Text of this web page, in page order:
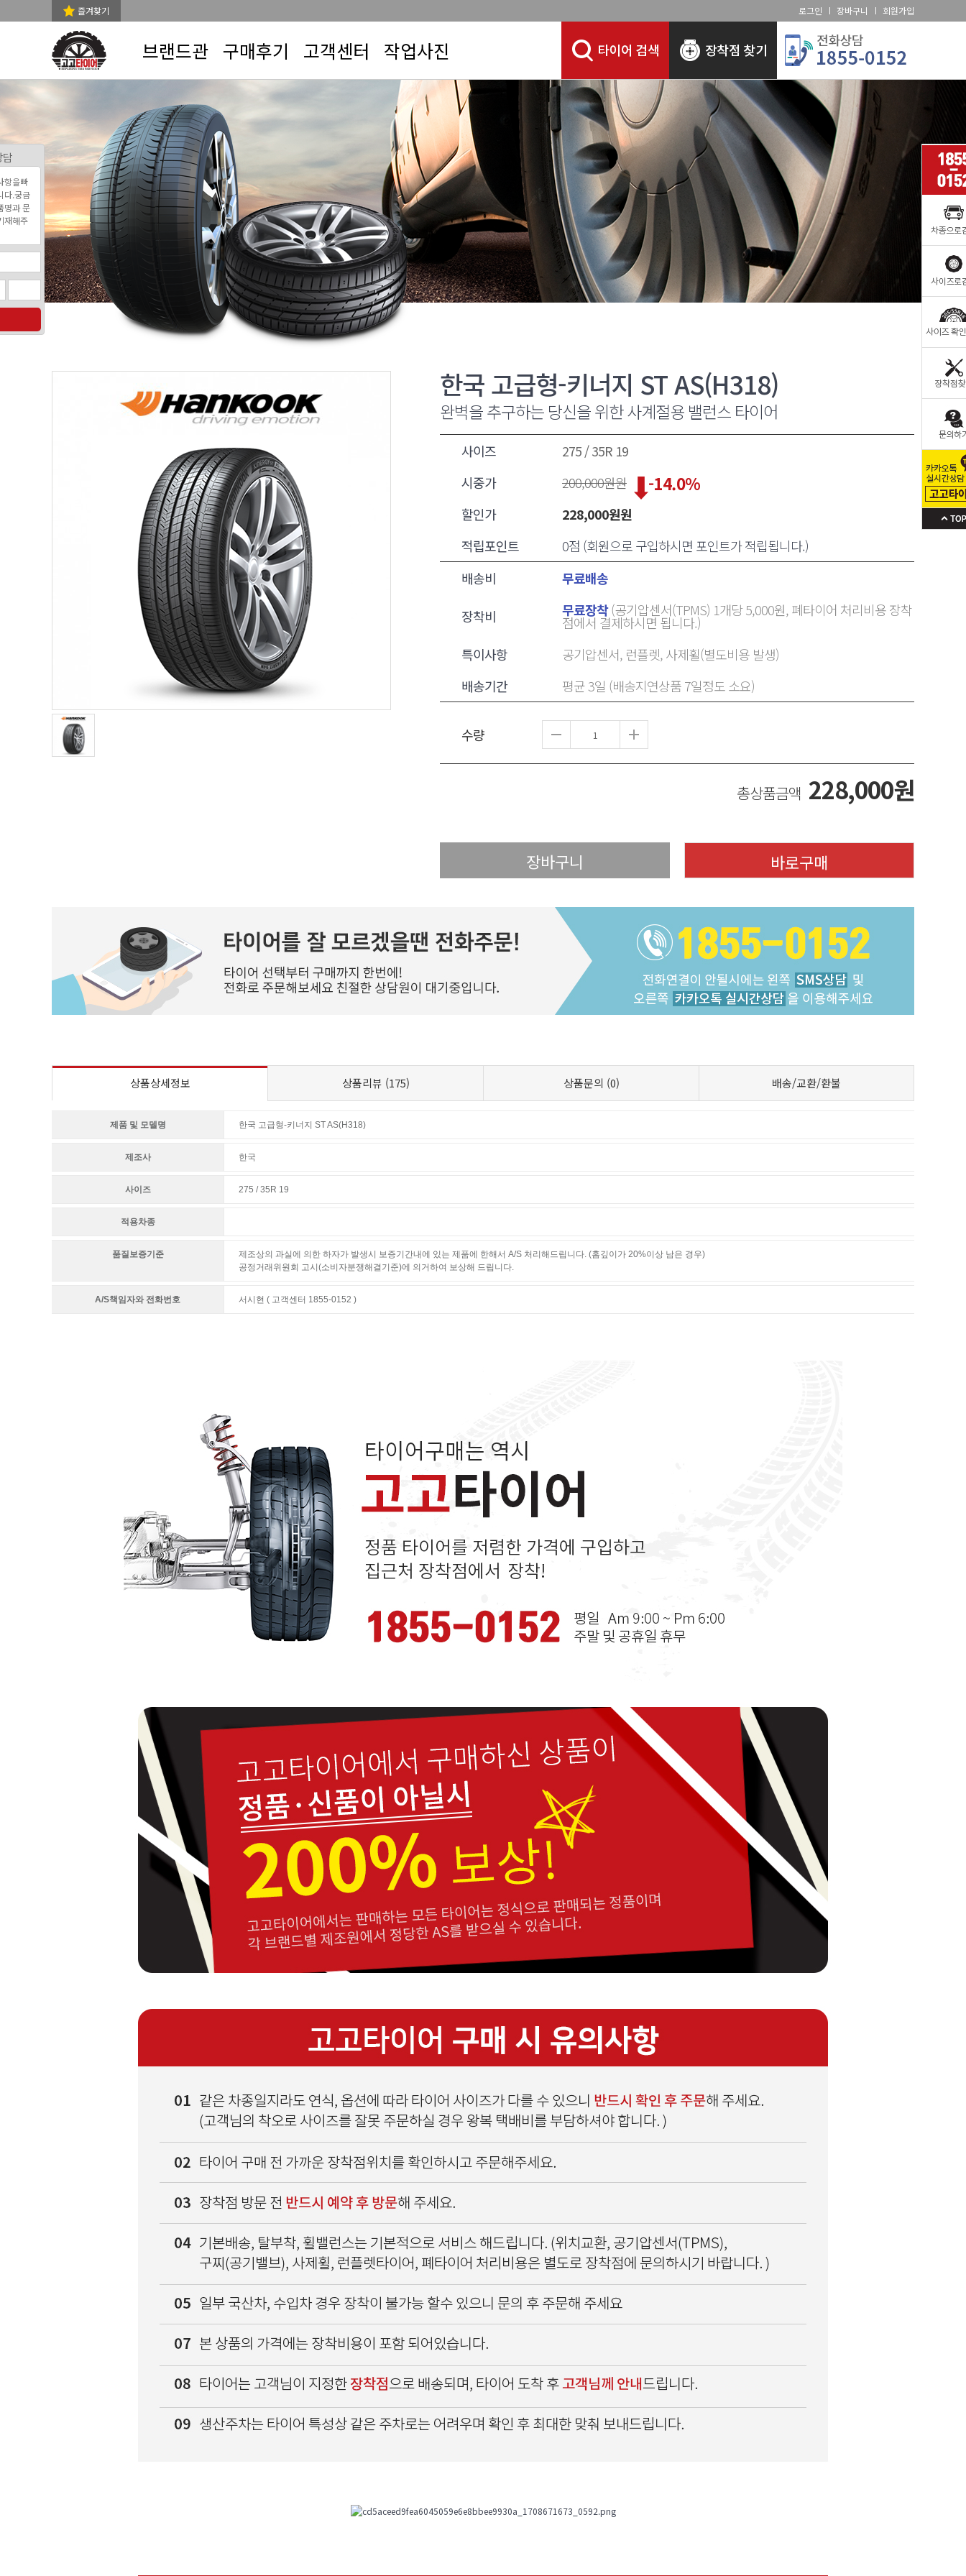
즐겨찾기 로그인 장바구니 회원가입
브랜드관 구매후기 고객센터 작업사진
한국 고급형-키너지 ST AS(H318)
완벽을 추구하는 당신을 위한 사계절용 밸런스 타이어
사이즈
275 / 35R 19
시중가
200,000원원
할인가
228,000원원
-14.0%
적립포인트
0점 (회원으로 구입하시면 포인트가 적립됩니다.)
배송비
무료배송
장착비 무료장착(공기압센서(TPMS) 1개당 5,000원, 폐타이어 처리비용 장착
점에서 결제하시면 됩니다.)
특이사항
공기압센서, 런플렛, 사제휠(별도비용 발생)
배송기간
평균 3일 (배송지연상품 7일정도 소요)
수량
총상품금액 228,000원
상품상세정보 상품리뷰 (175) 상품문의 (0) 배송/교환/환불
제품 및 모델명 한국 고급형-키너지 ST AS(H318)
제조사 한국
사이즈 275 / 35R 19
적용차종
품질보증기준
제조상의 과실에 의한 하자가 발생시 보증기간내에 있는 제품에 한해서 A/S 처리해드립니다. (홈깊이가 20%이상 남은 경우)
공정거래위원회 고시(소비자분쟁해결기준)에 의거하여 보상해 드립니다.
A/S책임자와 전화번호 서시현 ( 고객센터 1855-0152 )